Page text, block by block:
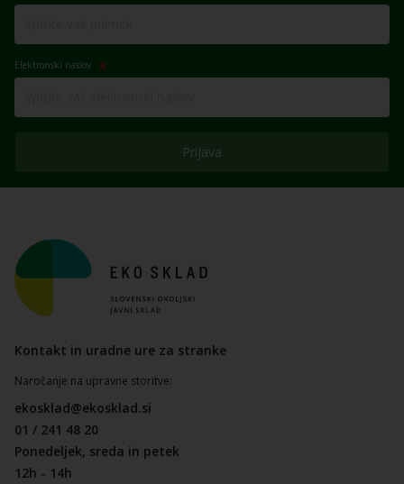
Elektronski naslov
Prijava
Kontakt in uradne ure za stranke
Naročanje na upravne storitve:
ekosklad@ekosklad.si
01 / 241 48 20
Ponedeljek, sreda in petek
12h - 14h